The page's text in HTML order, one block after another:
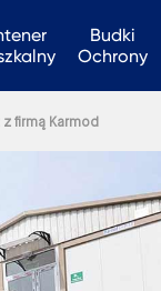
Budki
Ochrony
firmą Karmod